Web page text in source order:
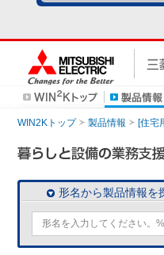
WIN2Kトップ 製品情報 [住宅
形名から製品情報を